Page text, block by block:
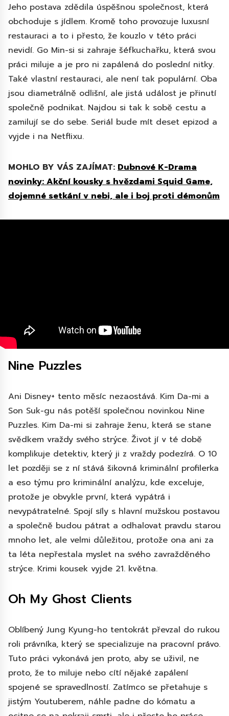
Jeho postava zdědila úspěšnou společnost, která
obchoduje s jídlem. Kromě toho provozuje luxusní
restauraci a to i přesto, že kouzlo v této práci
nevidí. Go Min-si si zahraje šéfkuchařku, která svou
práci miluje a je pro ni zapálená do poslední nitky.
Také vlastní restauraci, ale není tak populární. Oba
jsou diametrálně odlišní, ale jistá událost je přinutí
společně podnikat. Najdou si tak k sobě cestu a
zamilují se do sebe. Seriál bude mít deset epizod a
vyjde i na Netflixu.
MOHLO BY VÁS ZAJÍMAT: Dubnové K-Drama
novinky: Akční kousky s hvězdami Squid Game,
dojemné setkání v nebi, ale i boj proti démonům
Nine Puzzles
Ani Disney+ tento měsíc nezaostává. Kim Da-mi a
Son Suk-gu nás potěší společnou novinkou Nine
Puzzles. Kim Da-mi si zahraje ženu, která se stane
svědkem vraždy svého strýce. Život jí v té době
komplikuje detektiv, který ji z vraždy podezírá. O 10
let později se z ní stává šikovná kriminální profilerka
a eso týmu pro kriminální analýzu, kde exceluje,
protože je obvykle první, která vypátrá i
nevypátratelné. Spojí síly s hlavní mužskou postavou
a společně budou pátrat a odhalovat pravdu starou
mnoho let, ale velmi důležitou, protože ona ani za
ta léta nepřestala myslet na svého zavražděného
strýce. Krimi kousek vyjde 21. května.
Oh My Ghost Clients
Oblíbený Jung Kyung-ho tentokrát převzal do rukou
roli právníka, který se specializuje na pracovní právo.
Tuto práci vykonává jen proto, aby se uživil, ne
proto, že to miluje nebo cítí nějaké zapálení
spojené se spravedlností. Zatímco se přetahuje s
jistým Youtuberem, náhle padne do kómatu a